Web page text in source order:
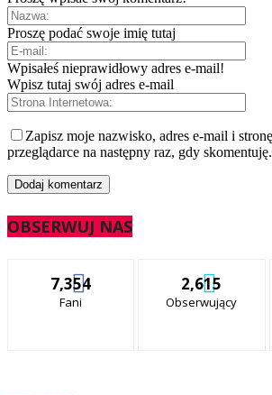
Proszę podać swoje imię tutaj
Wpisałeś nieprawidłowy adres e-mail!
Wpisz tutaj swój adres e-mail
Zapisz moje nazwisko, adres e-mail i
przeglądarce na następny raz, gdy skomentuję.
OBSERWUJ NAS
7,354
Fani
2,615
Obserwujący